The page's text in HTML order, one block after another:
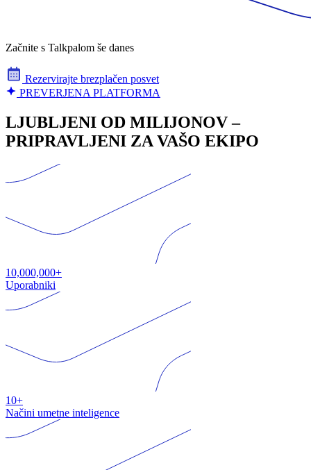
Začnite s Talkpalom še danes
Rezervirajte brezplačen posvet
PREVERJENA PLATFORMA
LJUBLJENI OD MILIJONOV –
PRIPRAVLJENI ZA VAŠO EKIPO
10,000,000+
Uporabniki
10+
Načini umetne inteligence